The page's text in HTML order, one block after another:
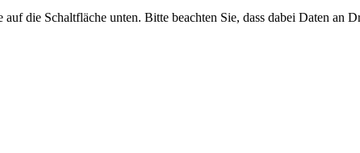
die Schaltfläche unten. Bitte beachten Sie, dass dabei Daten an